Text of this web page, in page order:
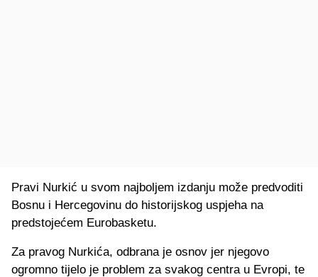
Pravi Nurkić u svom najboljem izdanju može predvoditi
Bosnu i Hercegovinu do historijskog uspjeha na
predstojećem Eurobasketu.
Za pravog Nurkića, odbrana je osnov jer njegovo
ogromno tijelo je problem za svakog centra u Evropi, te